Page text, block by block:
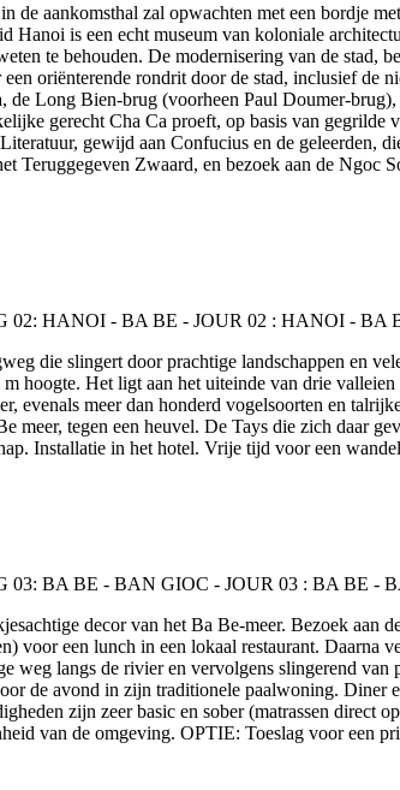
aankomsthal zal opwachten met een bordje
is een echt museum van koloniale
te behouden. De modernisering van de stad,
oriënterende rondrit door de stad, inclusief de
de Long Bien-brug (voorheen Paul Doumer-
gerecht Cha Ca proeft, op basis van gegrilde
gewijd aan Confucius en de geleerden,
Teruggegeven Zwaard, en bezoek aan de
die slingert door prachtige landschappen en
hoogte. Het ligt aan het uiteinde van drie
evenals meer dan honderd vogelsoorten en
tegen een heuvel. De Tays die zich daar
Installatie in het hotel. Vrije tijd voor een
decor van het Ba Be-meer. Bezoek aan
voor een lunch in een lokaal restaurant. Daarna
langs de rivier en vervolgens slingerend van
de avond in zijn traditionele paalwoning.
zijn zeer basic en sober (matrassen direct
van de omgeving. OPTIE: Toeslag voor een